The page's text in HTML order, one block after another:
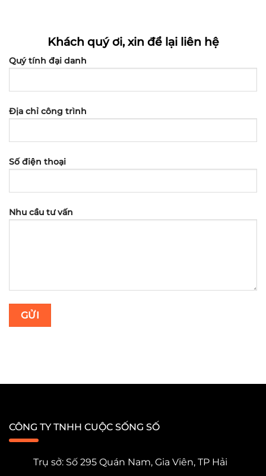
Khách quý ơi, xin để lại liên hệ
Quý tính đại danh
Địa chỉ công trình
Số điện thoại
Nhu cầu tư vấn
CÔNG TY TNHH CUỘC SỐNG SỐ
Trụ sở: Số 295 Quán Nam, Gia Viên, TP Hải